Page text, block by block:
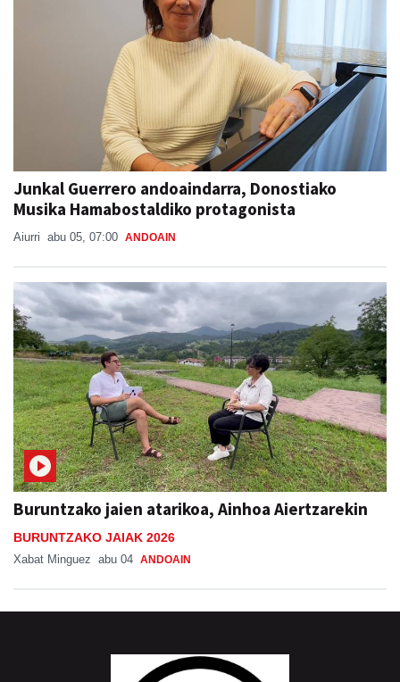
Junkal Guerrero andoaindarra, Donostiako
Musika Hamabostaldiko protagonista
Aiurri abu 05, 07:00 ANDOAIN
Buruntzako jaien atarikoa, Ainhoa Aiertzarekin
BURUNTZAKO JAIAK 2026
Xabat Minguez abu 04 ANDOAIN